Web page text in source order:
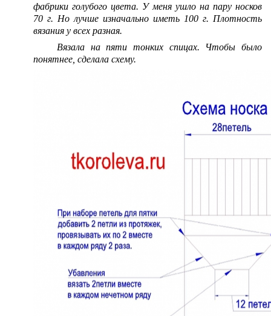
фабрики голубого цвета. У меня ушло на пару носков
70 г. Но лучше изначально иметь 100 г. Плотность
вязания у всех разная.
Вязала на пяти тонких спицах. Чтобы было
понятнее, сделала схему.